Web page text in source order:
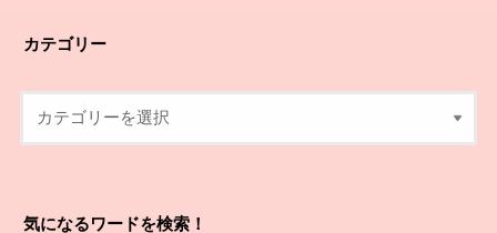
カテゴリー
気になるワードを検索！